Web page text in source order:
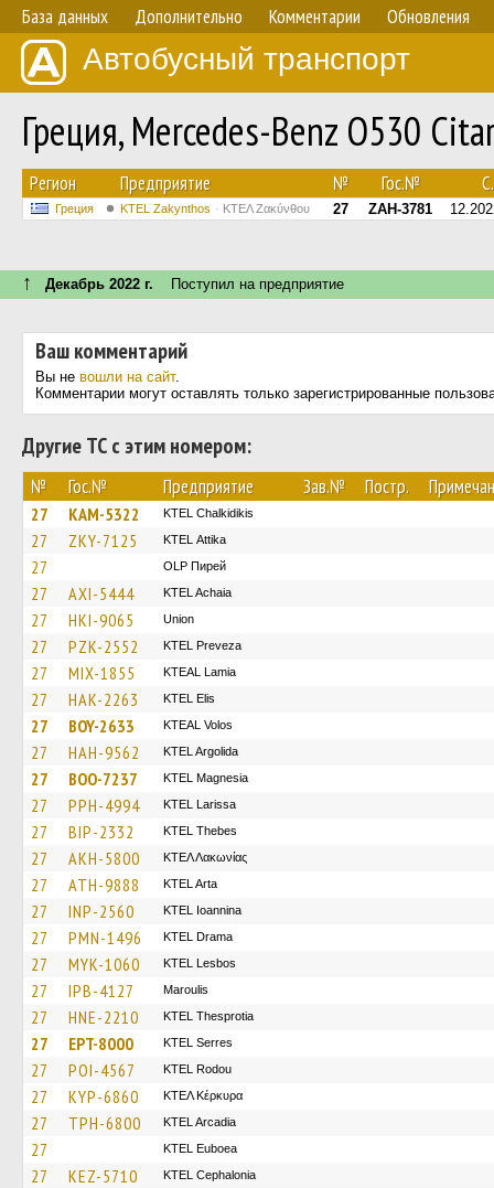
База данных Дополнительно Комментарии Обновления
Автобусный транспорт
Греция, Mercedes-Benz O530
Регион Предприятие № Гос.№
Греция KTEL Zakynthos ΚΤΕΛ Ζακύνθου 27 ZAH-3781
↑ Декабрь 2022 г. Поступил на предприятие
Ваш комментарий
Вы не вошли на сайт.
Комментарии могут оставлять только зарегистрированные
Другие ТС с этим номером:
№ Гос.№ Предприятие Зав.№ Постр.
27 KAM-5322 ΚΤΕL Chalkidikis
27 ZKY-7125 KΤΕL Αttika
27 OLP Пирей
27 AXI-5444 KTEL Achaia
27 HKI-9065 Union
27 PZK-2552 KTEL Preveza
27 MIX-1855 KTEAL Lamia
27 HAK-2263 KTEL Elis
27 BOY-2633 KTEAL Volos
27 HAH-9562 KTEL Argolida
27 BOO-7237 ΚΤΕL Magnesia
27 PPH-4994 KTEL Larissa
27 BIP-2332 KTEL Thebes
27 AKH-5800 ΚΤΕΛ Λακωνίας
27 ATH-9888 KTEL Arta
27 INP-2560 KTEL Ioannina
27 PMN-1496 KTEL Drama
27 MYK-1060 KTEL Lesbos
27 IPB-4127 Maroulis
27 HNE-2210 KTEL Thesprotia
27 EPT-8000 KTEL Serres
27 POI-4567 ΚΤΕL Rodou
27 KYP-6860 ΚΤΕΛ Κέρκυρα
27 TPH-6800 KTEL Arcadia
27 ΚΤΕL Euboea
27 KEZ-5710 KTEL Cephalonia